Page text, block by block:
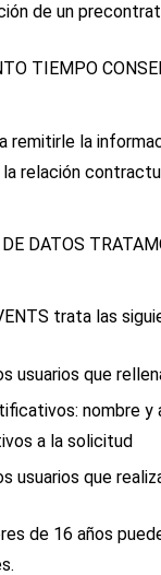
de un
TIEMPO
remitirle la
relación
DATOS
trata las
usuarios que
nombre
a la solicitud
usuarios que
de 16 años